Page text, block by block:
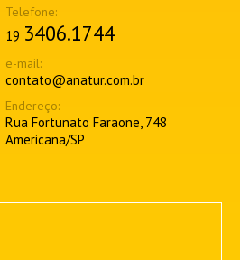
19 3406.1744
contato@anatur.com.br
Rua Fortunato Faraone, 748
Americana/SP